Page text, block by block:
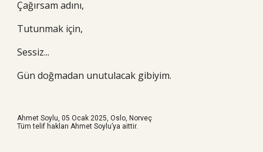
Çağırsam adını,
Tutunmak için,
Sessiz...
Gün doğmadan unutulacak gibiyim.
Ahmet Soylu,05 Ocak 2025, Oslo, Norveç
Tüm telif hakları Ahmet Soylu’ya aittir.